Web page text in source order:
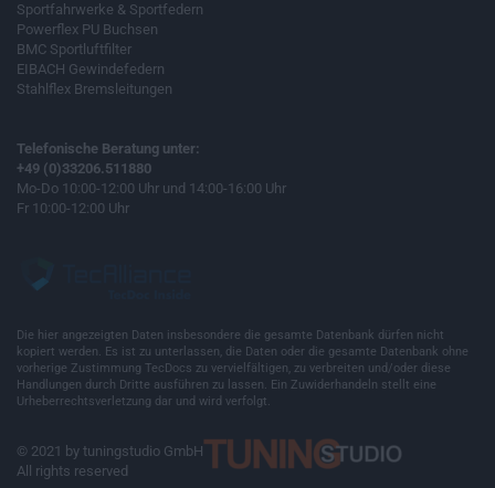
Sportfahrwerke & Sportfedern
Powerflex PU Buchsen
BMC Sportluftfilter
EIBACH Gewindefedern
Stahlflex Bremsleitungen
Telefonische Beratung unter:
+49 (0)33206.511880
Mo-Do 10:00-12:00 Uhr und 14:00-16:00 Uhr
Fr 10:00-12:00 Uhr
Die hier angezeigten Daten insbesondere die gesamte Datenbank dürfen nicht
kopiert werden. Es ist zu unterlassen, die Daten oder die gesamte Datenbank ohne
vorherige Zustimmung TecDocs zu vervielfältigen, zu verbreiten und/oder diese
Handlungen durch Dritte ausführen zu lassen. Ein Zuwiderhandeln stellt eine
Urheberrechtsverletzung dar und wird verfolgt.
© 2021 by tuningstudio GmbH
All rights reserved